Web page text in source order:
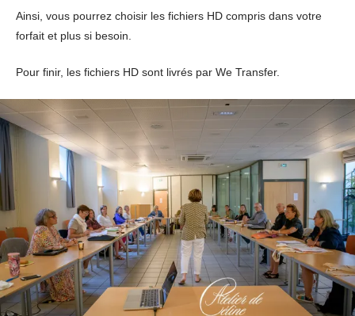
Ainsi, vous pourrez choisir les fichiers HD compris dans votre
forfait et plus si besoin.
Pour finir, les fichiers HD sont livrés par We Transfer.